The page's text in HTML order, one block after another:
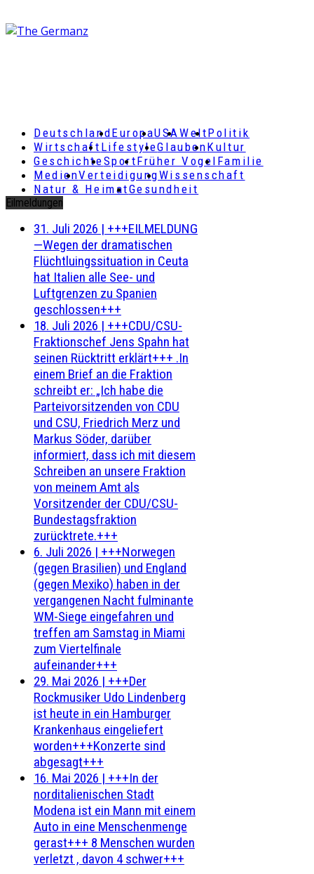
DeutschlandEuropaUSAWeltPolitik
Wirtschaft LifestyleGlaubenKultur
GeschichteSportFrüher Vogel Familie
MedienVerteidigungWissenschaft
Natur & HeimatGesundheit
Eilmeldungen
31. Juli 2026 | +++EILMELDUNG
—Wegen der dramatischen
Flüchtluingssituation in Ceuta
hat Italien alle See- und
Luftgrenzen zu Spanien
geschlossen+++
18. Juli 2026 | +++CDU/CSU-
Fraktionschef Jens Spahn hat
seinen Rücktritt erklärt+++ .In
einem Brief an die Fraktion
schreibt er: „Ich habe die
Parteivorsitzenden von CDU
und CSU, Friedrich Merz und
Markus Söder, darüber
informiert, dass ich mit diesem
Schreiben an unsere Fraktion
von meinem Amt als
Vorsitzender der CDU/CSU-
Bundestagsfraktion
zurücktrete.+++
6. Juli 2026 | +++Norwegen
(gegen Brasilien) und England
(gegen Mexiko) haben in der
vergangenen Nacht fulminante
WM-Siege eingefahren und
treffen am Samstag in Miami
zum Viertelfinale
aufeinander+++
29. Mai 2026 | +++Der
Rockmusiker Udo Lindenberg
ist heute in ein Hamburger
Krankenhaus eingeliefert
worden+++Konzerte sind
abgesagt+++
16. Mai 2026 | +++In der
norditalienischen Stadt
Modena ist ein Mann mit einem
Auto in eine Menschenmenge
gerast+++ 8 Menschen wurden
verletzt , davon 4 schwer+++